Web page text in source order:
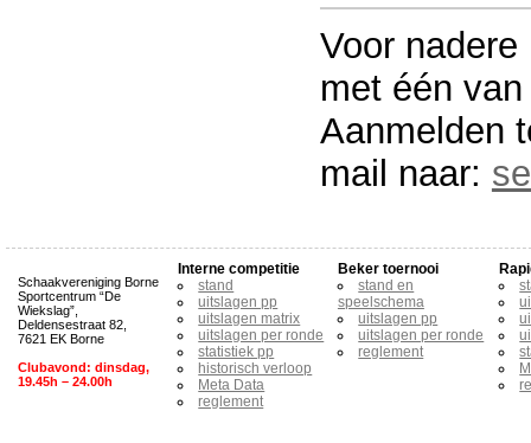
Voor
met één
Aanmelden
mail naar:
Schaakvereniging Borne
Sportcentrum “De
Wiekslag”,
Deldensestraat 82,
7621 EK Borne
Clubavond: dinsdag,
19.45h – 24.00h
Interne competitie
stand
uitslagen pp
uitslagen matrix
uitslagen per ronde
statistiek pp
historisch verloop
Meta Data
reglement
Beker toernooi
stand en
speelschema
uitslagen pp
uitslagen per ronde
reglement